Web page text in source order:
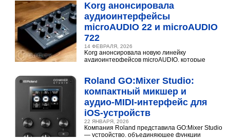
Korg анонсировала
аудиоинтерфейсы
microAUDIO 22 и microAUDIO
722
14 ФЕВРАЛЯ, 2026
Korg анонсировала новую линейку
аудиоинтерфейсов microAUDIO, которые
Roland GO:Mixer Studio:
компактный микшер и
аудио‑MIDI‑интерфейс для
iOS‑устройств
22 ЯНВАРЯ, 2026
Компания Roland представила GO:Mixer Studio
— устройство, объединяющее функции